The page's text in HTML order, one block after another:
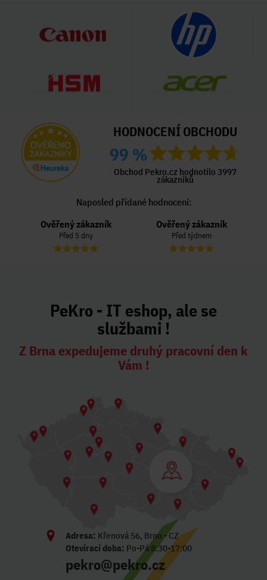
HODNOCENÍ OBCHODU
99 %
Obchod Pekro.cz hodnotilo 3997
zákazníků
Naposled přidané hodnocení:
Ověřený zákazník
Před 5 dny
Ověřený zákazník
Před týdnem
PeKro - IT eshop, ale se
službami !
Z Brna expedujeme druhý pracovní den k
Vám !
Adresa: Křenová 56, Brno - CZ
Otevírací doba: Po-Pá 8:30-17:00
pekro@pekro.cz